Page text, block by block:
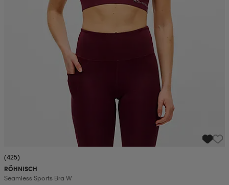
(425)
RÖHNISCH
Seamless Sports Bra W